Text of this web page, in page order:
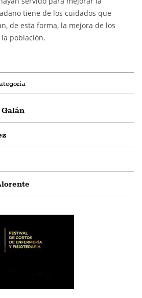
tiene de los cuidados que
de esta forma, la mejora de los
población.